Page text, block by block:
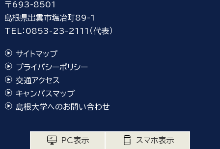
〒693-8501
島根県出雲市塩冶町89-1
TEL：0853-23-2111（代表）
サイトマップ
プライバシーポリシー
交通アクセス
キャンパスマップ
島根大学へのお問い合わせ
PC表示 スマホ表示